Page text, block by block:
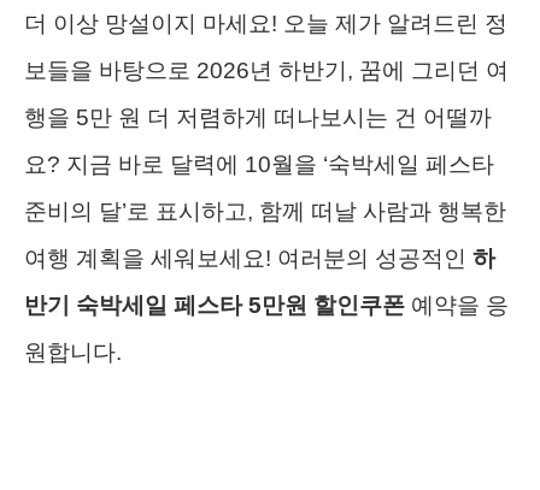
더 이상 망설이지 마세요! 오늘 제가 알려드린 정
보들을 바탕으로 2026년 하반기, 꿈에 그리던 여
행을 5만 원 더 저렴하게 떠나보시는 건 어떨까
요? 지금 바로 달력에 10월을 ‘숙박세일 페스타
준비의 달’로 표시하고, 함께 떠날 사람과 행복한
여행 계획을 세워보세요! 여러분의 성공적인 하
반기 숙박세일 페스타 5만원 할인쿠폰 예약을 응
원합니다.